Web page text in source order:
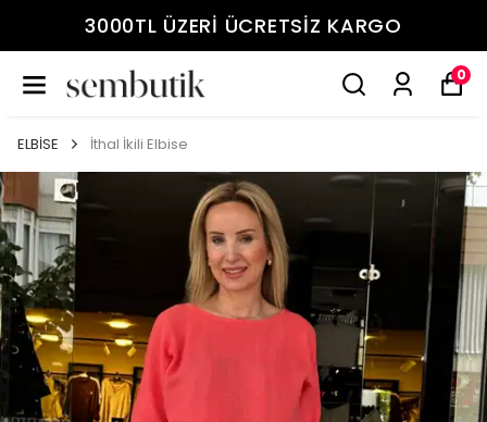
3000TL ÜZERİ ÜCRETSİZ KARGO
0
ELBİSE İthal İkili Elbise